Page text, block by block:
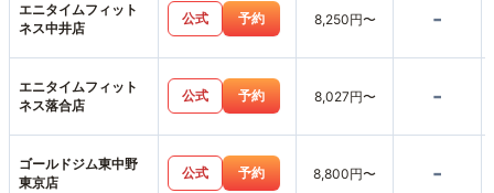
エニタイムフィット
ネス中井店
公式 予約 8,250円〜 -
エニタイムフィット
ネス落合店
公式 予約 8,027円〜 -
ゴールドジム東中野
東京店
公式 予約 8,800円〜 -